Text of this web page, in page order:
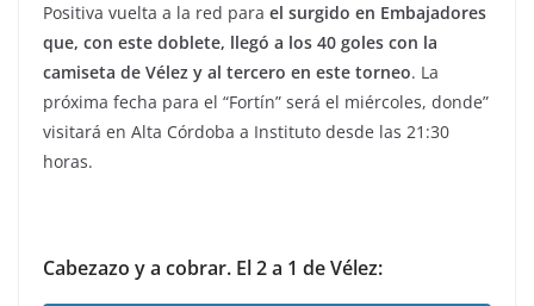
Positiva vuelta a la red para el surgido en Embajadores
que, con este doblete, llegó a los 40 goles con la
camiseta de Vélez y al tercero en este torneo. La
próxima fecha para el “Fortín” será el miércoles, donde”
visitará en Alta Córdoba a Instituto desde las 21:30
horas.
Cabezazo y a cobrar. El 2 a 1 de Vélez: